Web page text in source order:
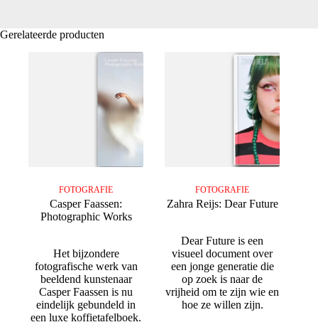
Gerelateerde producten
FOTOGRAFIE
Casper Faassen:
Photographic Works
Het bijzondere
fotografische werk van
beeldend kunstenaar
Casper Faassen is nu
eindelijk gebundeld in
een luxe koffietafelboek.
FOTOGRAFIE
Zahra Reijs: Dear Future
Dear Future is een
visueel document over
een jonge generatie die
op zoek is naar de
vrijheid om te zijn wie en
hoe ze willen zijn.